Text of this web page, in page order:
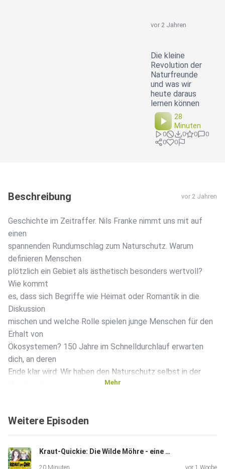
vor 2 Jahren
Die kleine
Revolution der
Naturfreunde
und was wir
heute daraus
lernen können
28
Minuten
0 0 0
0
0
0
Beschreibung vor 2 Jahren
Geschichte im Zeitraffer. Nils Franke nimmt uns mit auf
einen
spannenden Rundumschlag zum Naturschutz. Warum
definieren Menschen
plötzlich ein Gebiet als ästhetisch besonders wertvoll?
Wie kommt
es, dass sich Begriffe wie Heimat oder Romantik in die
Diskussion
mischen und welche Rolle spielen junge Menschen für den
Erhalt von
Ökosystemen? 150 Jahre im Schnelldurchlauf erwarten
dich, an deren
Ende klar wird: Wir haben den Naturschutz selbst in der
hinter dem Begriff “Naturschutz” verbirgt ein knapper
Abriss des Gedankens ein kurzer Blick auf Akteurinnen und
Akteure.
Mehr
Weitere Episoden
Kraut-Quickie: Die Wilde Möhre - eine Wunderkerze am Wegesrand
20 Minuten vor 1 Woche